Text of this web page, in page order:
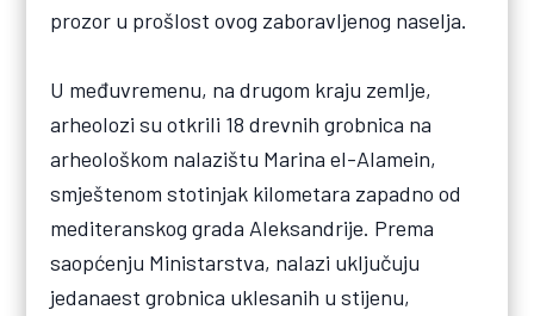
prozor u prošlost ovog zaboravljenog naselja.
U međuvremenu, na drugom kraju zemlje,
arheolozi su otkrili 18 drevnih grobnica na
arheološkom nalazištu Marina el-Alamein,
smještenom stotinjak kilometara zapadno od
mediteranskog grada Aleksandrije. Prema
saopćenju Ministarstva, nalazi uključuju
jedanaest grobnica uklesanih u stijenu,